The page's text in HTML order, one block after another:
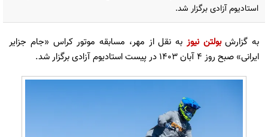
استادیوم آزادی برگزار شد.
به گزارشبولتن نیوز به نقل از مهر، مسابقه موتور کراس «جام جزایر
ایرانی» صبح روز ۴ آبان ۱۴۰۳ در پیست استادیوم آزادی برگزار شد.